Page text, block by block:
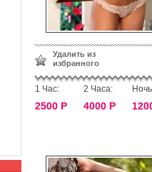
Удалить из
избранного
1 Час:
2500 Р
2 Часа:
4000 Р